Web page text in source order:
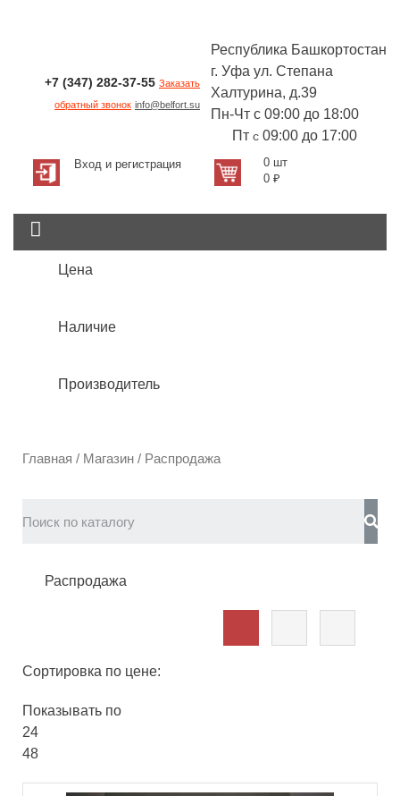
+7 (347) 282-37-55 Заказать
обратный звонок info@belfort.su
Республика Башкортостан
г. Уфа ул. Степана
Халтурина, д.39
Пн-Чт с 09:00 до 18:00
Пт с 09:00 до 17:00
Вход и регистрация
0 шт
0₽
Цена
Наличие
Производитель
Главная / Магазин / Распродажа
Распродажа
Сортировка по цене:
Показывать по
24
48